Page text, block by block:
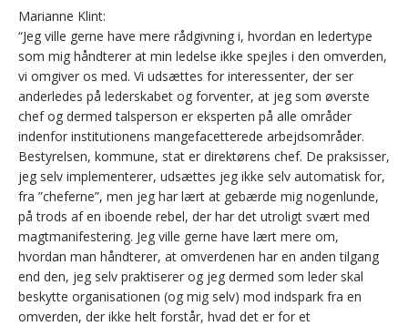
Marianne Klint:
“Jeg ville gerne have mere rådgivning i, hvordan en ledertype
som mig håndterer at min ledelse ikke spejles i den omverden,
vi omgiver os med. Vi udsættes for interessenter, der ser
anderledes på lederskabet og forventer, at jeg som øverste
chef og dermed talsperson er eksperten på alle områder
indenfor institutionens mangefacetterede arbejdsområder.
Bestyrelsen, kommune, stat er direktørens chef. De praksisser,
jeg selv implementerer, udsættes jeg ikke selv automatisk for,
fra ”cheferne”, men jeg har lært at gebærde mig nogenlunde,
på trods af en iboende rebel, der har det utroligt svært med
magtmanifestering. Jeg ville gerne have lært mere om,
hvordan man håndterer, at omverdenen har en anden tilgang
end den, jeg selv praktiserer og jeg dermed som leder skal
beskytte organisationen (og mig selv) mod indspark fra en
omverden, der ikke helt forstår, hvad det er for et